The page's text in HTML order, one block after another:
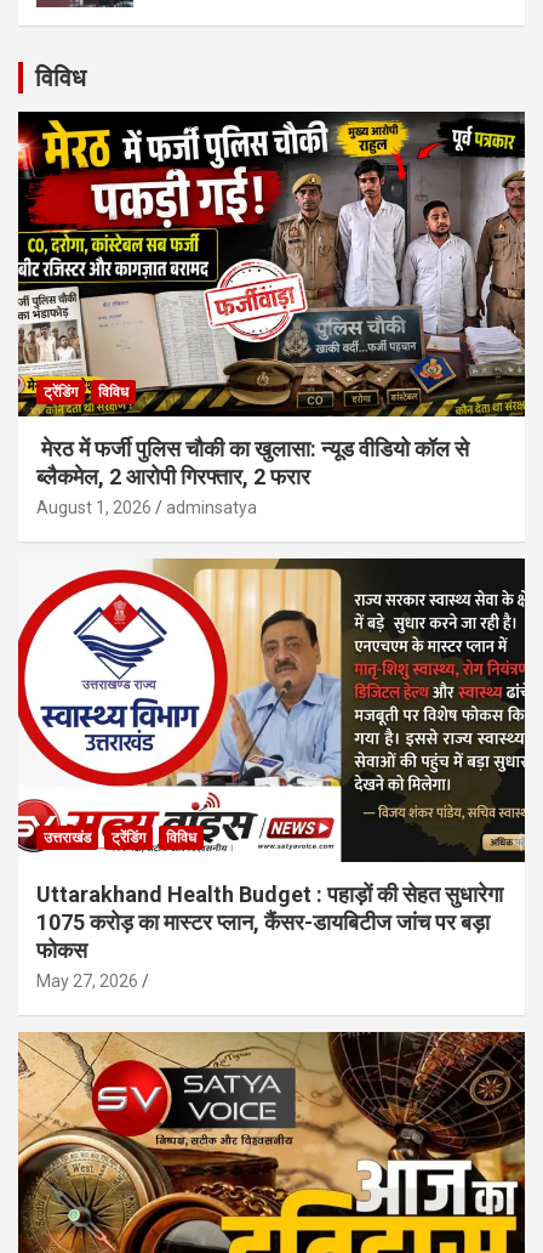
विविध
ट्रेंडिंग विविध
मेरठ में फर्जी पुलिस चौकी का खुलासा: न्यूड वीडियो कॉल से
ब्लैकमेल, 2 आरोपी गिरफ्तार, 2 फरार
August 1, 2026 adminsatya
उत्तराखंड ट्रेंडिंग विविध
Uttarakhand Health Budget : पहाड़ों की सेहत सुधारेगा
1075 करोड़ का मास्टर प्लान, कैंसर-डायबिटीज जांच पर बड़ा
फोकस
May 27, 2026